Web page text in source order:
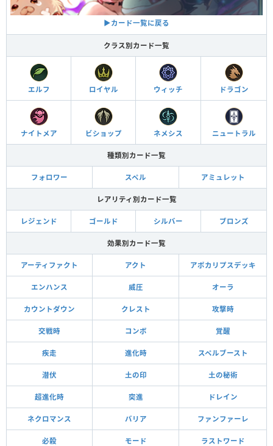
▶︎カード一覧に戻る
クラス別カード一覧
エルフ ロイヤル ウィッチ ドラゴン
ナイトメア ビショップ ネメシス ニュートラル
種類別カード一覧
フォロワー スペル アミュレット
レアリティ別カード一覧
レジェンド ゴールド シルバー ブロンズ
効果別カード一覧
アーティファクト アクト アポカリプスデッキ
エンハンス 威圧 オーラ
カウントダウン クレスト 攻撃時
交戦時 コンボ 覚醒
疾走 進化時 スペルブースト
潜伏 土の印 土の秘術
超進化時 突進 ドレイン
ネクロマンス バリア ファンファーレ
必殺 モード ラストワード